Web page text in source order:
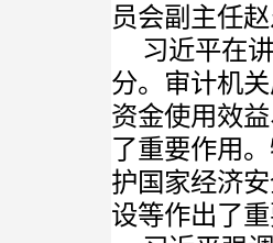
员会副主任
习近平在
分。审计机
资金使用效
了重要作用
护国家经济
设等作出了